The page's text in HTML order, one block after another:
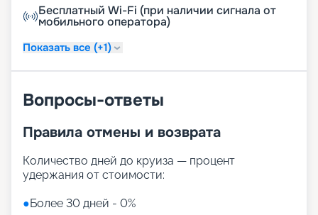
Бесплатный Wi-Fi (при наличии сигнала от
мобильного оператора)
Показать все (+1)
Вопросы-ответы
Правила отмены и возврата
Количество дней до круиза — процент
удержания от стоимости:
●Более 30 дней - 0%